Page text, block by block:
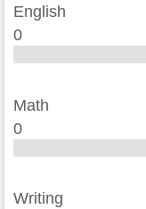
セクハラ
法定強姦
加重暴行
English
0
Math
0
Writing